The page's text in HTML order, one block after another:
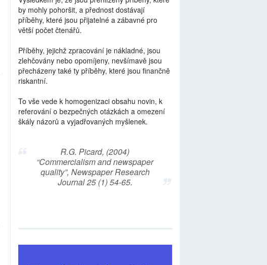
by mohly pohoršit, a přednost dostávají
příběhy, které jsou přijatelné a zábavné pro
větší počet čtenářů.
Příběhy, jejichž zpracování je nákladné, jsou
zlehčovány nebo opomíjeny, nevšímavě jsou
přecházeny také ty příběhy, které jsou finančně
riskantní.
To vše vede k homogenizaci obsahu novin, k
referování o bezpečných otázkách a omezení
škály názorů a vyjadřovaných myšlenek.
R.G. Picard, (2004)
“Commercialism and newspaper
quality”, Newspaper Research
Journal 25 (1) 54-65.